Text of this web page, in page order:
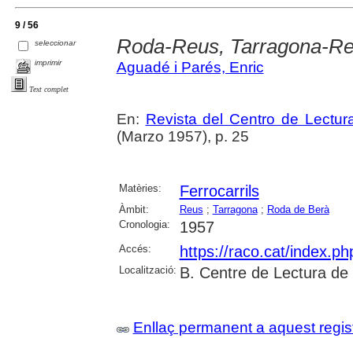
9 / 56
seleccionar
imprimir
Text complet
Roda-Reus, Tarragona-
Aguadé i Parés, Enric
En: Revista del Centro de
(Marzo 1957), p. 25
Matèries: Ferrocarrils
Àmbit: Reus ; Tarragona; Roda de Berà
Cronologia:
1957
Accés: https://raco.cat/
Localització: B. Centre de Lectura de
Enllaç permanent a aquest